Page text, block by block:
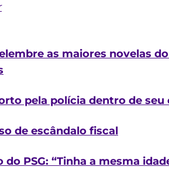
as maiores novelas do
pela polícia dentro de seu
de escândalo fiscal
PSG: “Tinha a mesma